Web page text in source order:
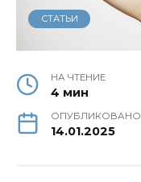
СТАТЬИ
НА ЧТЕНИЕ
4 мин
ОПУБЛИКОВАНО
14.01.2025